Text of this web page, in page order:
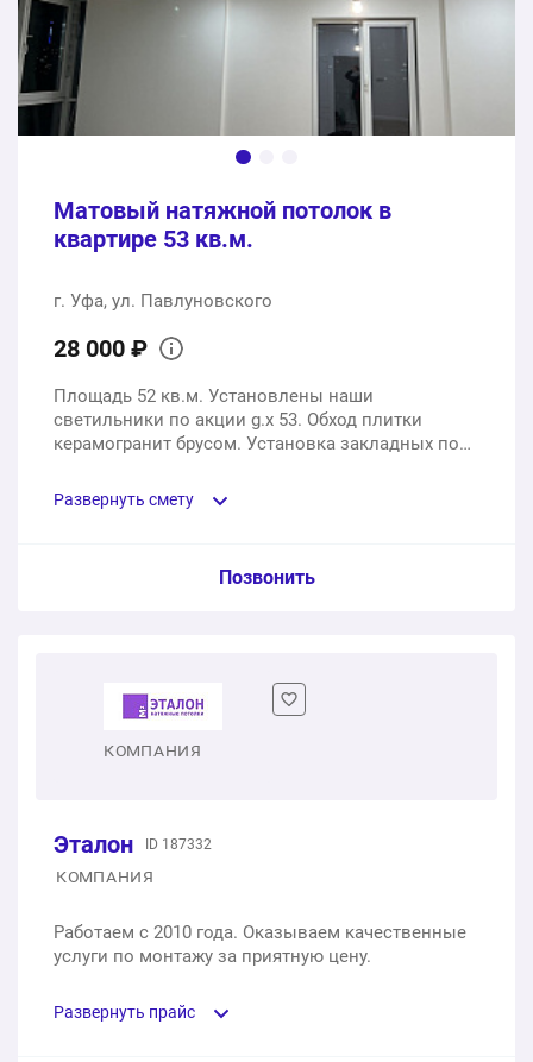
Проект потолка
1 услуга
Монтаж потолка, стоимость за услугу
Общая стоимость:
Матовый натяжной потолок в
квартире 53 кв.м.
г. Уфа, ул. Павлуновского
28 000 ₽
Площадь 52 кв.м. Установлены наши
светильники по акции g.x 53. Обход плитки
керамогранит брусом. Установка закладных под
Развернуть смету
Пункт сметы / Ед. изм. / Цена
28000 ₽
Позвонить
КОМПАНИЯ
Эталон
ID 187332
КОМПАНИЯ
Работаем с 2010 года. Оказываем качественные
услуги по монтажу за приятную цену.
Развернуть прайс